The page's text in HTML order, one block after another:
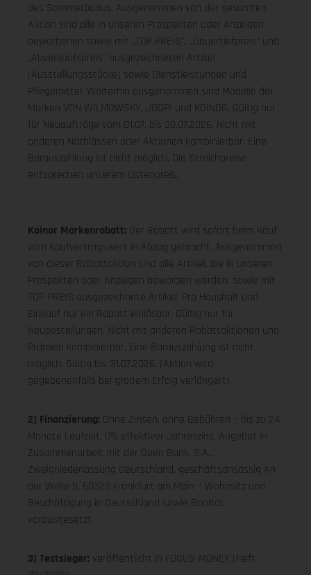
des Sommerbonus. Ausgenommen von der gesamten
Aktion sind alle in unseren Prospekten oder Anzeigen
beworbenen sowie mit „TOP PREIS", „Dauertiefpreis" und
„Abverkaufspreis" ausgezeichneten Artikel
(Ausstellungsstücke) sowie Dienstleistungen und
Pflegemittel. Weiterhin ausgenommen sind Modelle der
Marken VON WILMOWSKY, JOOP! und KOINOR. Gültig nur
für Neuaufträge vom 01.07. bis 30.07.2026. Nicht mit
anderen Nachlässen oder Aktionen kombinierbar. Eine
Barauszahlung ist nicht möglich. Die Streichpreise
entsprechen unserem Listenpreis.
Koinor Markenrabatt: Der Rabatt wird sofort beim Kauf
vom Kaufvertragswert in Abzug gebracht. Ausgenommen
von dieser Rabattaktion sind alle Artikel, die in unseren
Prospekten oder Anzeigen beworben werden, sowie mit
TOP PREIS ausgezeichnete Artikel. Pro Haushalt und
Einkauf nur ein Rabatt einlösbar. Gültig nur für
Neubestellungen. Nicht mit anderen Rabattaktionen und
Prämien kombinierbar. Eine Barauszahlung ist nicht
möglich. Gültig bis 31.07.2026. (Aktion wird
gegebenenfalls bei großem Erfolg verlängert).
2) Finanzierung: Ohne Zinsen, ohne Gebühren – bis zu 24
Monate Laufzeit, 0% effektiver Jahreszins. Angebot in
Zusammenarbeit mit der Open Bank, S.A.,
Zweigniederlassung Deutschland, geschäftsansässig An
der Welle 5, 60322 Frankfurt am Main – Wohnsitz und
Beschäftigung in Deutschland sowie Bonität
vorausgesetzt
3) Testsieger: veröffentlicht in FOCUS-MONEY (Heft